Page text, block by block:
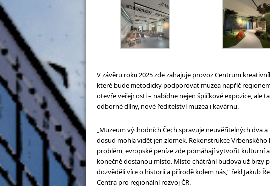
V závěru roku 2025 zde zahajuje provoz Centrum
které bude metodicky podporovat muzea napříč
otevře veřejnosti – nabídne nejen špičkové expozice, ale
odborné dílny, nové ředitelství muzea i kavárnu.
„Muzeum východních Čech spravuje neuvěřitelných dva
dosud mohla vidět jen zlomek. Rekonstrukce
problém, evropské peníze zde pomáhají vytvořit kulturní
konečně dostanou místo. Místo chátrání budova už brzy
dozvěděli více o historii a přírodě kolem nás,“ řekl Jakub
Centra pro regionální rozvoj ČR.